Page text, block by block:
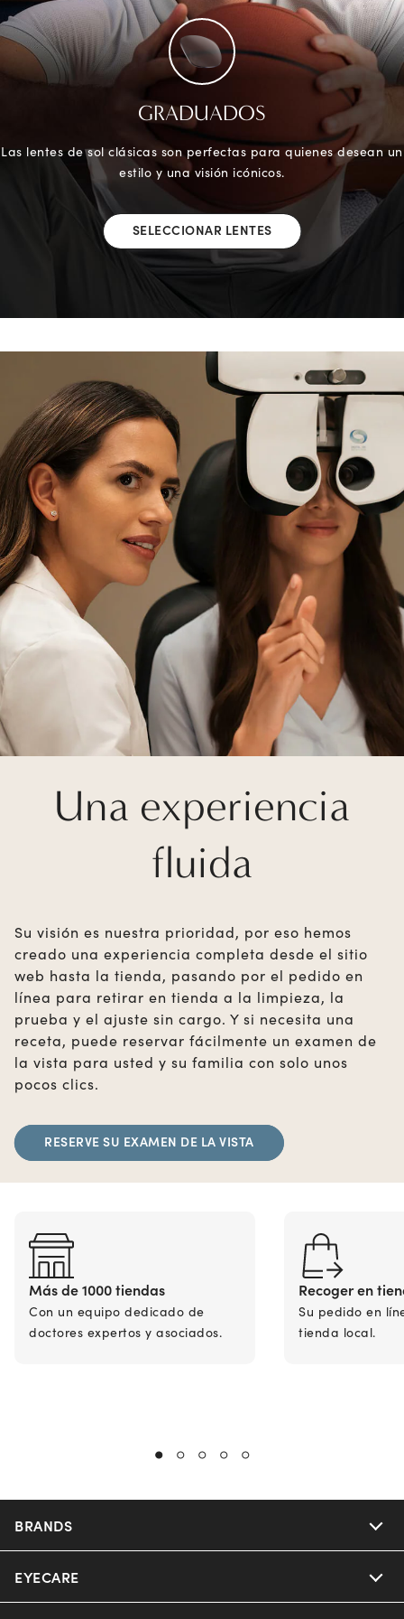
GRADUADOS
Las lentes de sol clásicas son perfectas para quienes desean un
estilo y una visión icónicos.
SELECCIONAR LENTES
Una experiencia
fluida
Su visión es nuestra prioridad, por eso hemos
creado una experiencia completa desde el sitio
web hasta la tienda, pasando por el pedido en
línea para retirar en tienda a la limpieza, la
prueba y el ajuste sin cargo. Y si necesita una
receta, puede reservar fácilmente un examen de
la vista para usted y su familia con solo unos
pocos clics.
RESERVE SU EXAMEN DE LA VISTA
Más de 1000 tiendas
Con un equipo dedicado de
doctores expertos y asociados.
Recoger en
Su pedido en
tienda local.
BRANDS
Nuance Audio
EYECARE